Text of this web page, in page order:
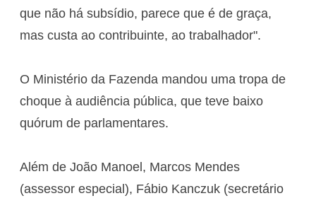
que não há subsídio, parece que é de graça,
mas custa ao contribuinte, ao trabalhador".
O Ministério da Fazenda mandou uma tropa de
choque à audiência pública, que teve baixo
quórum de parlamentares.
Além de João Manoel, Marcos Mendes
(assessor especial), Fábio Kanczuk (secretário